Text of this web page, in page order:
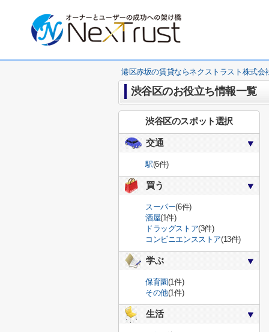
港区赤坂の賃貸ならネクストラスト株式会
渋谷区のお役立ち情報一覧
渋谷区のスポット選択
交通
駅(6件)
買う
スーパー(6件)
酒屋(1件)
ドラッグストア(3件)
コンビニエンスストア(13件)
学ぶ
保育園(1件)
その他(1件)
生活